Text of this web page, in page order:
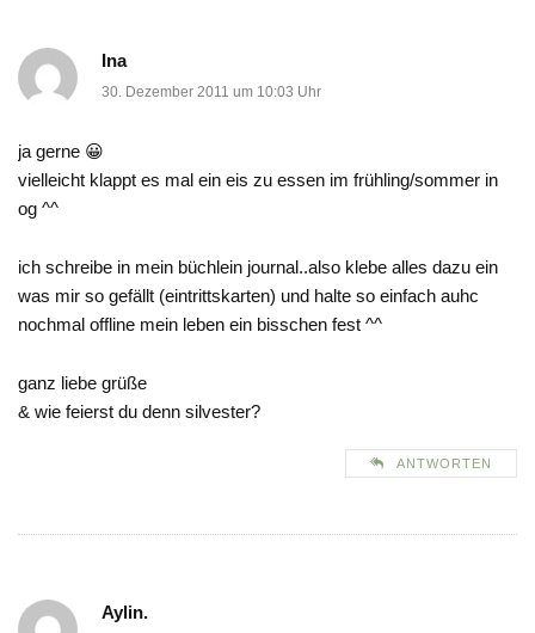
Ina
30. Dezember 2011 um 10:03 Uhr
ja gerne 😀
vielleicht klappt es mal ein eis zu essen im frühling/sommer in
og ^^
ich schreibe in mein büchlein journal..also klebe alles dazu ein
was mir so gefällt (eintrittskarten) und halte so einfach auhc
nochmal offline mein leben ein bisschen fest ^^
ganz liebe grüße
& wie feierst du denn silvester?
ANTWORTEN
Aylin.